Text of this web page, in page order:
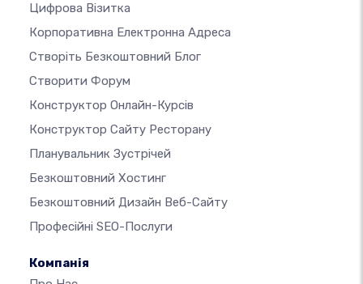
Цифрова Візитка
Корпоративна Електронна Адреса
Створіть Безкоштовний Блог
Створити Форум
Конструктор Онлайн-Курсів
Конструктор Сайту Ресторану
Планувальник Зустрічей
Безкоштовний Хостинг
Безкоштовний Дизайн Веб-Сайту
Професійні SEO-Послуги
Компанія